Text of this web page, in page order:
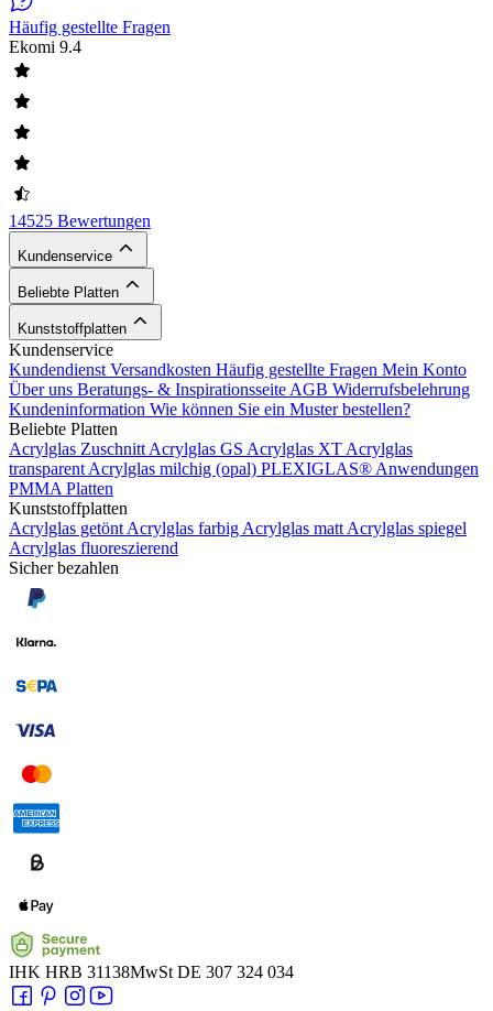
Häufig gestellte Fragen
Ekomi 9.4
14525 Bewertungen
Kundenservice
Beliebte Platten
Kunststoffplatten
Kundenservice
KundendienstVersandkosten Häufig gestellte Fragen Mein Konto
Über uns Beratungs- & InspirationsseiteAGB Widerrufsbelehrung
Kundeninformation Wie können Sie ein Muster bestellen?
Beliebte Platten
Acrylglas ZuschnittAcrylglas GS Acrylglas XTAcrylglas
transparentAcrylglas milchig (opal) PLEXIGLAS®Anwendungen
PMMA Platten
Kunststoffplatten
Acrylglas getöntAcrylglas farbigAcrylglas mattAcrylglas spiegel
Acrylglas fluoreszierend
Sicher bezahlen
IHK HRB 31138MwSt DE 307 324 034